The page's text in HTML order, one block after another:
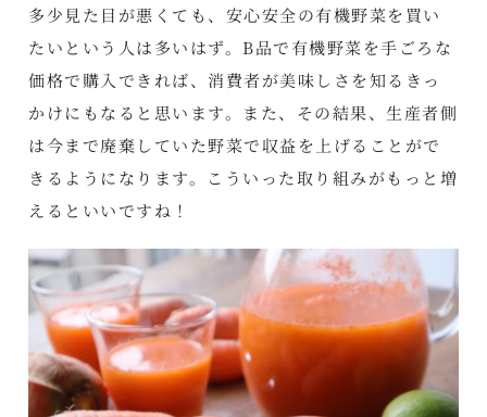
多少見た目が悪くても、安心安全の有機野菜を買い
たいという人は多いはず。B品で有機野菜を手ごろな
価格で購入できれば、消費者が美味しさを知るきっ
かけにもなると思います。また、その結果、生産者側
は今まで廃棄していた野菜で収益を上げることがで
きるようになります。こういった取り組みがもっと増
えるといいですね！